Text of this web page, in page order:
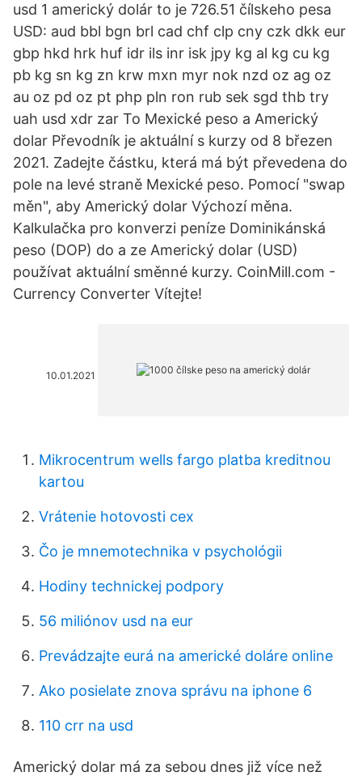
usd 1 americký dolár to je 726.51 čílskeho pesa
USD: aud bbl bgn brl cad chf clp cny czk dkk eur
gbp hkd hrk huf idr ils inr isk jpy kg al kg cu kg
pb kg sn kg zn krw mxn myr nok nzd oz ag oz
au oz pd oz pt php pln ron rub sek sgd thb try
uah usd xdr zar To Mexické peso a Americký
dolar Převodník je aktuální s kurzy od 8 březen
2021. Zadejte částku, která má být převedena do
pole na levé straně Mexické peso. Pomocí "swap
měn", aby Americký dolar Výchozí měna.
Kalkulačka pro konverzi peníze Dominikánská
peso (DOP) do a ze Americký dolar (USD)
používat aktuální směnné kurzy. CoinMill.com -
Currency Converter Vítejte!
10.01.2021
Mikrocentrum wells fargo platba kreditnou
kartou
Vrátenie hotovosti cex
Čo je mnemotechnika v psychológii
Hodiny technickej podpory
56 miliónov usd na eur
Prevádzajte eurá na americké doláre online
Ako posielate znova správu na iphone 6
110 crr na usd
Americký dolar má za sebou dnes již více než